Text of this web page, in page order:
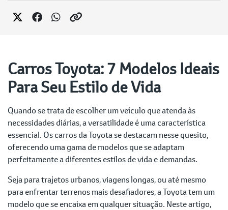
Carros Toyota: 7 Modelos Ideais
Para Seu Estilo de Vida
Quando se trata de escolher um veículo que atenda às
necessidades diárias, a versatilidade é uma característica
essencial. Os carros da Toyota se destacam nesse quesito,
oferecendo uma gama de modelos que se adaptam
perfeitamente a diferentes estilos de vida e demandas.
Seja para trajetos urbanos, viagens longas, ou até mesmo
para enfrentar terrenos mais desafiadores, a Toyota tem um
modelo que se encaixa em qualquer situação. Neste artigo,